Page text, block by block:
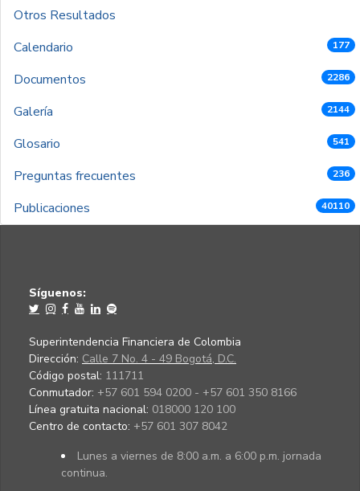
Otros Resultados
Calendario
177
Documentos 2286
Galería 2144
Glosario 541
Preguntas frecuentes 236
Publicaciones 40110
Síguenos:
Superintendencia Financiera de Colombia
Dirección: Calle 7 No. 4 - 49 Bogotá, D.C.
Código postal: 111711
Conmutador: +57 601 594 0200 - +57 601 350 8166
Línea gratuita nacional: 018000 120 100
Centro de contacto: +57 601 307 8042
Lunes a viernes de 8:00 a.m. a 6:00 p.m. jornada
continua.